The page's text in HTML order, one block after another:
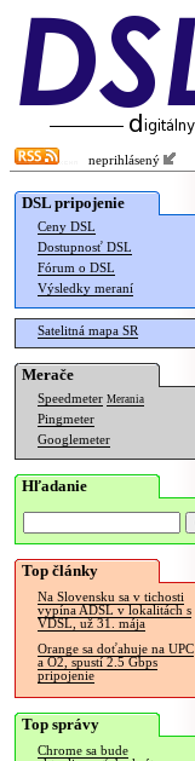
neprihlásený
DSL pripojenie
Ceny DSL
Dostupnosť DSL
Fórum o DSL
Výsledky meraní
Satelitná mapa SR
Merače
Speedmeter Merania
Pingmeter
Googlemeter
Hľadanie
Top články
Na Slovensku sa v tichosti
vypína ADSL v lokalitách s
VDSL, už 31. mája
Orange sa doťahuje na UPC
a O2, spustí 2.5 Gbps
pripojenie
Top správy
Chrome sa bude